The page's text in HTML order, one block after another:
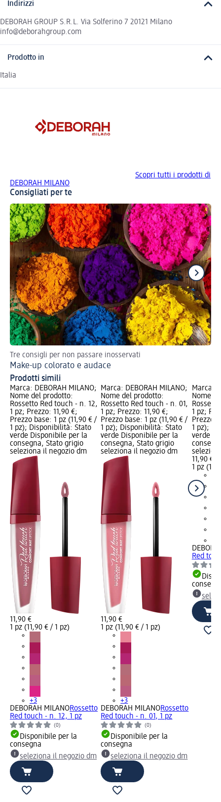
Indirizzi
DEBORAH GROUP S.R.L. Via Solferino 7 20121 Milano
info@deborahgroup.com
Prodotto in
Italia
Scopri tutti i prodotti di
DEBORAH MILANO
Consigliati per te
Tre consigli per non passare inosservati
Make-up colorato e audace
Prodotti simili
Marca: DEBORAH MILANO;
Nome del prodotto:
Rossetto Red touch - n. 12,
1 pz; Prezzo: 11,90 €;
Prezzo base: 1 pz (11,90 € /
1 pz); Disponibilità: Stato
verde Disponibile per la
consegna, Stato grigio
seleziona il negozio dm
11,90 €
1 pz (11,90 € / 1 pz)
+3
DEBORAH MILANORossetto
Red touch - n. 12, 1 pz
(0)
Disponibile per la
consegna
seleziona il negozio dm
Marca: DEBORAH MILANO;
Nome del prodotto:
Rossetto Red touch - n. 01,
1 pz; Prezzo: 11,90 €;
Prezzo base: 1 pz (11,90 € /
1 pz); Disponibilità: Stato
verde Disponibile per la
consegna, Stato grigio
seleziona il negozio dm
11,90 €
1 pz (11,90 € / 1 pz)
+3
DEBORAH MILANORossetto
Red touch - n. 01, 1 pz
(0)
Disponibile per la
consegna
seleziona il negozio dm
Marca:
Nome
1 pz;
Prezzo
1 pz);
verde
11,90 €
1 pz
Red